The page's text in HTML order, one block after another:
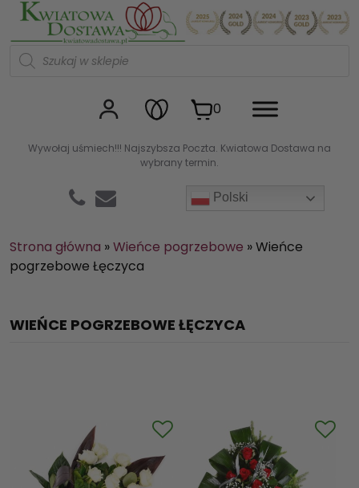
Wywołaj uśmiech!!! Najszybsza Poczta. Kwiatowa Dostawa na
wybrany termin.
Polski
Kwiaciarnia internetowa
W
d
u
k
0
Strona główna »Wieńce pogrzebowe »Wieńce
pogrzebowe Łęczyca
WIEŃCE POGRZEBOWE ŁĘCZYCA